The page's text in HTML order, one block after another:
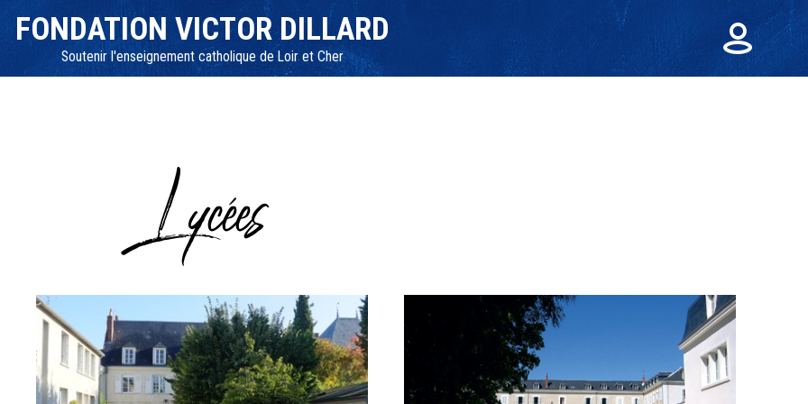
FONDATION VICTOR DILLARD
Soutenir l'enseignement catholique de Loir et Cher
Lycées